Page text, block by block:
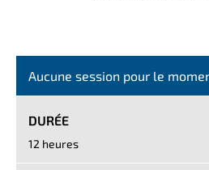
Aucune session pour le
DURÉE
12 heures